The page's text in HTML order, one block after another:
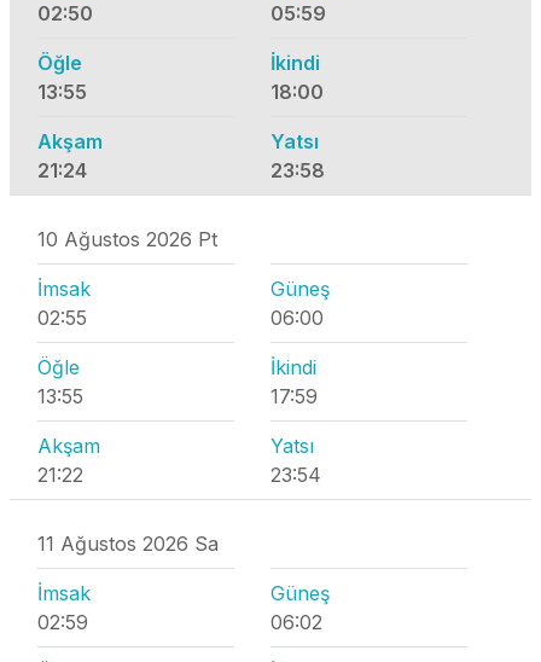
02:50
05:59
Öğle
13:55
İkindi
18:00
Akşam
21:24
Yatsı
23:58
10 Ağustos 2026 Pt
İmsak
02:55
Güneş
06:00
Öğle
13:55
İkindi
17:59
Akşam
21:22
Yatsı
23:54
11 Ağustos 2026 Sa
İmsak
02:59
Güneş
06:02